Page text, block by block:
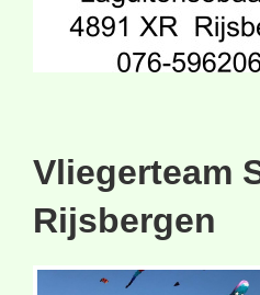
Vliegerteam
Rijsbergen